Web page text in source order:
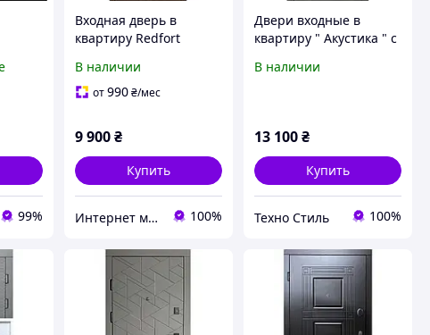
99%
Входная дверь в
квартиру Redfort
орех, серия Оптима+
В наличии
от990 ₴/мес
9 900 ₴
Купить
Интернет магазин Астрей 100%
Двери входные в
квартиру " Акустика " с
надежные замки/
В наличии
13 100₴
Купить
Техно Стиль 100%